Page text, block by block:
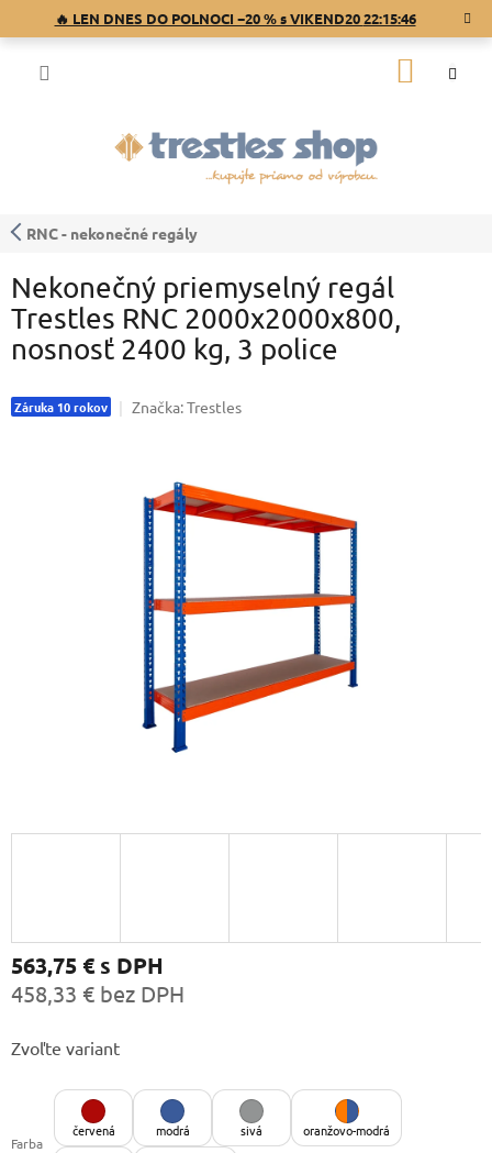
🔥 LEN DNES DO POLNOCI −20 % s VIKEND2022:15:46
RNC - nekonečné regály
Nekonečný priemyselný regál
Trestles RNC 2000x2000x800,
nosnosť 2400 kg, 3 police
Záruka 10 rokov Značka:Trestles
563,75 €s DPH
458,33 € bez DPH
cena:
Zvoľte variant
Farba
červená modrá sivá oranžovo-modrá